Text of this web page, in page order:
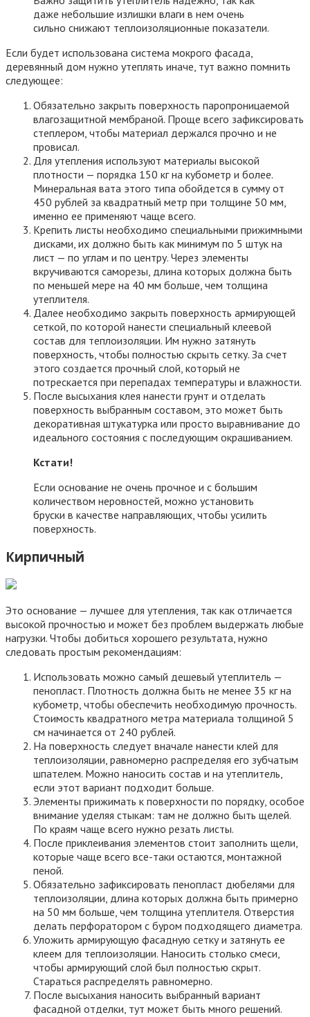
даже небольшие излишки влаги в нем очень
сильно снижают теплоизоляционные показатели.
Если будет использована система мокрого фасада,
деревянный дом нужно утеплять иначе, тут важно помнить
следующее:
Обязательно закрыть поверхность паропроницаемой
влагозащитной мембраной. Проще всего зафиксировать
степлером, чтобы материал держался прочно и не
провисал.
Для утепления используют материалы высокой
плотности — порядка 150 кг на кубометр и более.
Минеральная вата этого типа обойдется в сумму от
450 рублей за квадратный метр при толщине 50 мм,
именно ее применяют чаще всего.
Крепить листы необходимо специальными прижимными
дисками, их должно быть как минимум по 5 штук на
лист — по углам и по центру. Через элементы
вкручиваются саморезы, длина которых должна быть
по меньшей мере на 40 мм больше, чем толщина
утеплителя.
Далее необходимо закрыть поверхность армирующей
сеткой, по которой нанести специальный клеевой
состав для теплоизоляции. Им нужно затянуть
поверхность, чтобы полностью скрыть сетку. За счет
этого создается прочный слой, который не
потрескается при перепадах температуры и влажности.
После высыхания клея нанести грунт и отделать
поверхность выбранным составом, это может быть
декоративная штукатурка или просто выравнивание до
идеального состояния с последующим окрашиванием.
Кстати!
Если основание не очень прочное и с большим
количеством неровностей, можно установить
бруски в качестве направляющих, чтобы усилить
поверхность.
Кирпичный
Это основание — лучшее для утепления, так как отличается
высокой прочностью и может без проблем выдержать любые
нагрузки. Чтобы добиться хорошего результата, нужно
следовать простым рекомендациям:
Использовать можно самый дешевый утеплитель —
пенопласт. Плотность должна быть не менее 35 кг на
кубометр, чтобы обеспечить необходимую прочность.
Стоимость квадратного метра материала толщиной 5
см начинается от 240 рублей.
На поверхность следует вначале нанести клей для
теплоизоляции, равномерно распределяя его зубчатым
шпателем. Можно наносить состав и на утеплитель,
если этот вариант подходит больше.
Элементы прижимать к поверхности по порядку, особое
внимание уделяя стыкам: там не должно быть щелей.
По краям чаще всего нужно резать листы.
После приклеивания элементов стоит заполнить щели,
которые чаще всего все-таки остаются, монтажной
пеной.
Обязательно зафиксировать пенопласт дюбелями для
теплоизоляции, длина которых должна быть примерно
на 50 мм больше, чем толщина утеплителя. Отверстия
делать перфоратором с буром подходящего диаметра.
Уложить армирующую фасадную сетку и затянуть ее
клеем для теплоизоляции. Наносить столько смеси,
чтобы армирующий слой был полностью скрыт.
Стараться распределять равномерно.
После высыхания наносить выбранный вариант
фасадной отделки, тут может быть много решений.